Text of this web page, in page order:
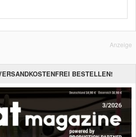
Anzeige
BESTELLEN!